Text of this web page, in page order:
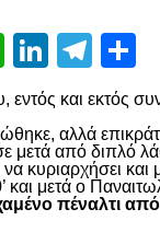
WhatsApp
LinkedIn
εντός και εκτός
αλλά
μετά από διπλό
κυριαρχήσει και
μετά ο
πέναλτι